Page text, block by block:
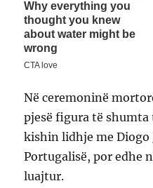
Në ceremoninë
pjesë figura të
kishin lidhje me Diogo
Portugalisë, por edhe
luajtur.